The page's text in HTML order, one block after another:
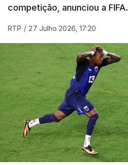
competição, anunciou a FIFA.
RTP / 27 Julho 2026, 17:20